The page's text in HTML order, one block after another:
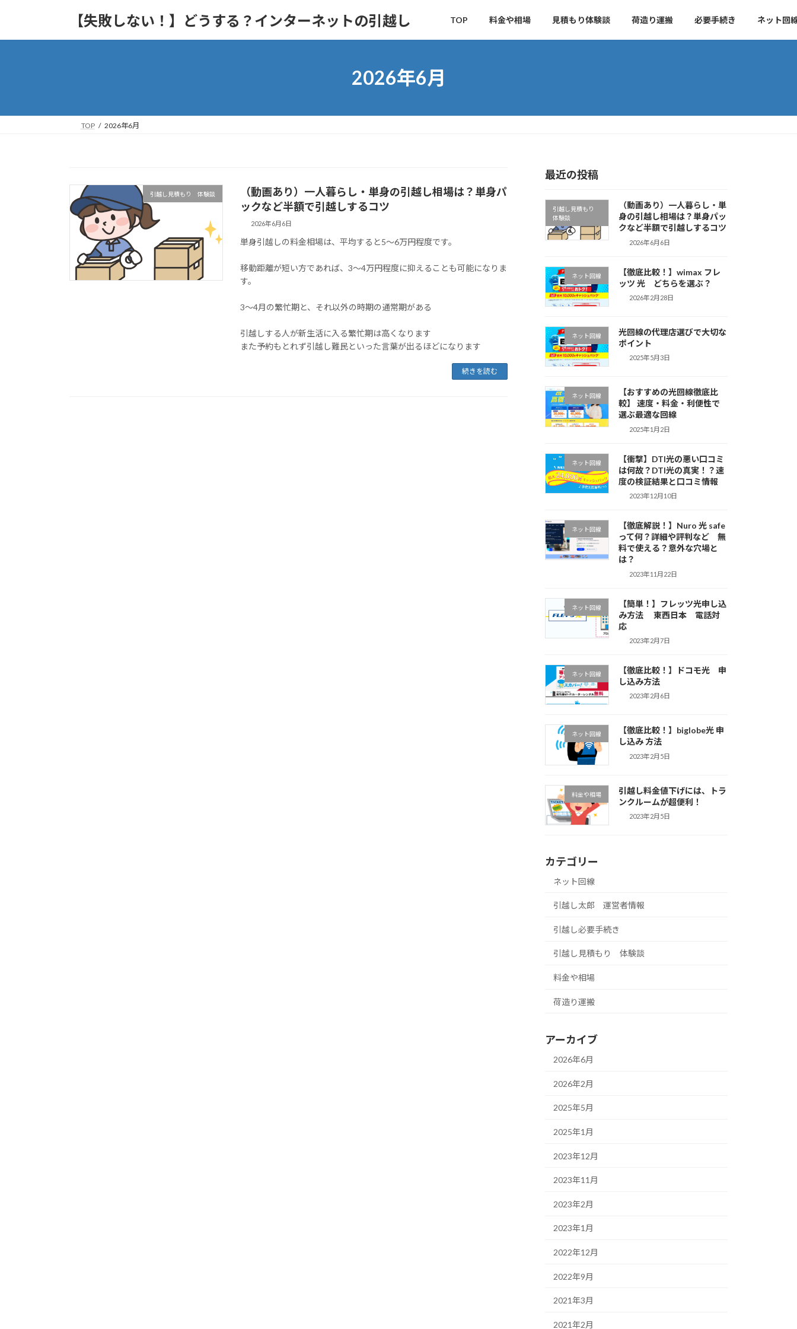
【失敗しない！】どうする？インターネットの引越し TOP 料金や相場 見積もり体験談 荷造り運搬 必要手続き ネット回
2026年6月
TOP 2026年6月
引越し見積もり 体験談
（動画あり）一人暮らし・単身の引越し相場は？単身パ
ックなど半額で引越しするコツ
2026年6月6日
単身引越しの料金相場は、平均すると5～6万円程度です。
移動距離が短い方であれば、3～4万円程度に抑えることも可能になりま
す。
3～4月の繁忙期と、それ以外の時期の通常期がある
引越しする人が新生活に入る繁忙期は高くなります
また予約もとれず引越し難民といった言葉が出るほどになります
続きを読む
最近の投稿
引越し見積もり
体験談
（動画あり）一人暮らし・単
身の引越し相場は？単身パッ
クなど半額で引越しするコツ
2026年6月6日
ネット回線
【徹底比較！】wimax フレ
ッツ 光 どちらを選ぶ？
2026年2月28日
ネット回線
光回線の代理店選びで大切な
ポイント
2025年5月3日
ネット回線
【おすすめの光回線徹底比
較】 速度・料金・利便性で
選ぶ最適な回線
2025年1月2日
ネット回線
【衝撃】DTI光の悪い口コミ
は何故？DTI光の真実！？速
度の検証結果と口コミ情報
2023年12月10日
ネット回線
【徹底解説！】Nuro 光 safe
って何？詳細や評判など 無
料で使える？意外な穴場と
は？
2023年11月22日
ネット回線
【簡単！】フレッツ光申し込
み方法 東西日本 電話対
応
2023年2月7日
ネット回線
【徹底比較！】ドコモ光 申
し込み方法
2023年2月6日
ネット回線
【徹底比較！】biglobe光 申
し込み 方法
2023年2月5日
料金や相場
引越し料金値下げには、トラ
ンクルームが超便利！
2023年2月5日
カテゴリー
ネット回線
引越し太郎 運営者情報
引越し必要手続き
引越し見積もり 体験談
料金や相場
荷造り運搬
アーカイブ
2026年6月
2026年2月
2025年5月
2025年1月
2023年12月
2023年11月
2023年2月
2023年1月
2022年12月
2022年9月
2021年3月
2021年2月